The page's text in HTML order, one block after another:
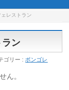
レストラン
ラン
ゴリー : ボンゴレ
ん。